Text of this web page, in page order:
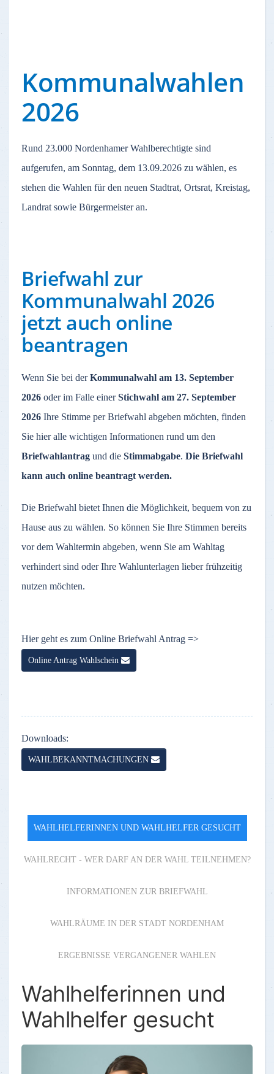
Kommunalwahlen
2026
Rund 23.000 Nordenhamer Wahlberechtigte sind
aufgerufen, am Sonntag, dem 13.09.2026 zu wählen, es
stehen die Wahlen für den neuen Stadtrat, Ortsrat, Kreistag,
Landrat sowie Bürgermeister an.
Briefwahl zur
Kommunalwahl 2026
jetzt auch online
beantragen
Wenn Sie bei derKommunalwahl am 13. September
2026 oder im Falle einerStichwahl am 27. September
2026 Ihre Stimme per Briefwahl abgeben möchten, finden
Sie hier alle wichtigen Informationen rund um den
Briefwahlantrag und die Stimmabgabe. Die Briefwahl
kann auch online beantragt werden.
Die Briefwahl bietet Ihnen die Möglichkeit, bequem von zu
Hause aus zu wählen. So können Sie Ihre Stimmen bereits
vor dem Wahltermin abgeben, wenn Sie am Wahltag
verhindert sind oder Ihre Wahlunterlagen lieber frühzeitig
nutzen möchten.
Hier geht es zum Online Briefwahl Antrag =>
Online Antrag Wahlschein
Downloads:
WAHLBEKANNTMACHUNGEN
WAHLHELFERINNEN UND WAHLHELFER GESUCHT
WAHLRECHT - WER DARF AN DER WAHL TEILNEHMEN?
INFORMATIONEN ZUR BRIEFWAHL
WAHLRÄUME IN DER STADT NORDENHAM
ERGEBNISSE VERGANGENER WAHLEN
Wahlhelferinnen und
Wahlhelfer gesucht